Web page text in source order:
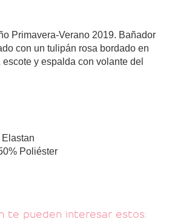
Primavera-Verano 2019. Bañador
con un tulipán rosa bordado en
y espalda con volante del
Poliéster
te pueden interesar estos: